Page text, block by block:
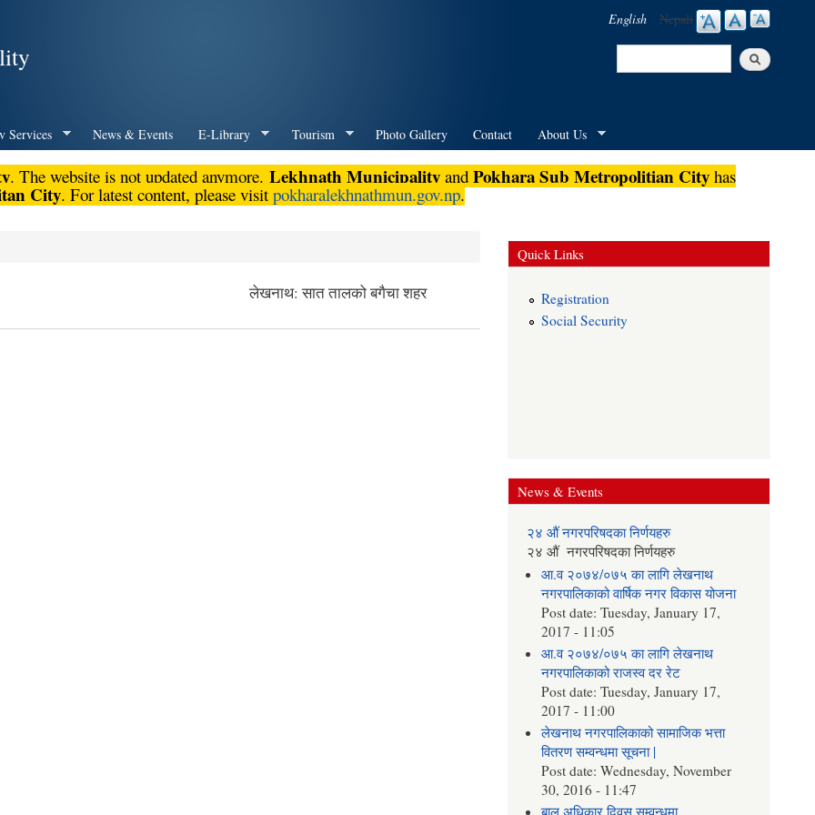
English Nepali
Search
Services News & Events E-Library Tourism Photo Gallery Contact About Us
. The website is not updated anymore. Lekhnath Municipalityand Pokhara Sub Metropolitian Cityhas
City. For latest content, please visit pokharalekhnathmun.gov.np.
लेखनाथ: सात तालको बगैचा शहर
Quick Links
Registration
Social Security
News & Events
२४ औं नगरपरिषदका निर्णयहरु
२४ औं नगरपरिषदका निर्णयहरु
आ.व २०७४/०७५ का लागि लेखनाथ
नगरपालिकाको वार्षिक नगर विकास योजना
Post date: Tuesday, January 17,
2017 - 11:05
आ.व २०७४/०७५ का लागि लेखनाथ
नगरपालिकाको राजस्व दर रेट
Post date: Tuesday, January 17,
2017 - 11:00
लेखनाथ नगरपालिकाको सामाजिक भत्ता
वितरण सम्वन्धमा सूचना |
Post date: Wednesday, November
30, 2016 - 11:47
बाल अधिकार दिवस सम्वन्धमा